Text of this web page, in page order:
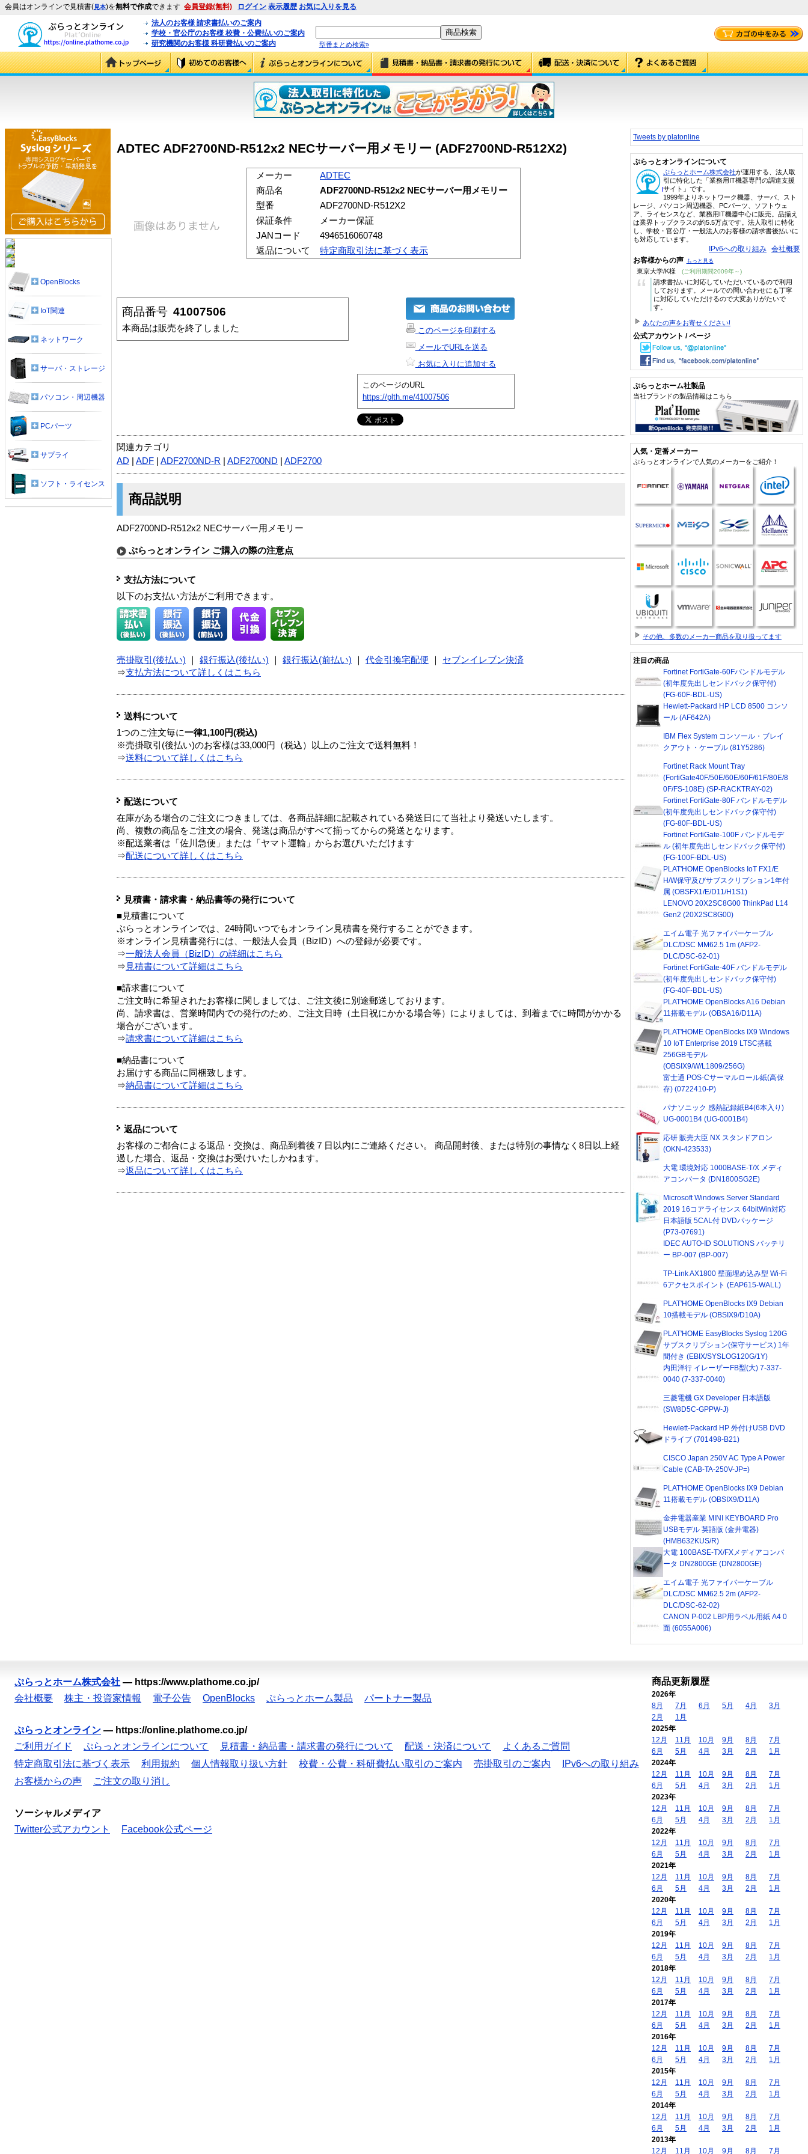
会員はオンラインで見積書(見本)を無料で作成できます 会員登録(無料) ログイン 表示履歴 お気に入りを見る
法人のお客様 請求書払いのご案内
学校・官公庁のお客様 校費・公費払いのご案内
研究機関のお客様 科研費払いのご案内
型番まとめ検索»
ADTEC ADF2700ND-R512x2 NECサーバー用メモリー (ADF2700ND-R512X2)
メーカー
ADTEC
商品名
ADF2700ND-R512x2 NECサーバー用メモリー
型番
ADF2700ND-R512X2
保証条件
メーカー保証
JANコード
4946516060748
返品について
特定商取引法に基づく表示
商品番号 41007506
本商品は販売を終了しました
このページを印刷する
メールでURLを送る
お気に入りに追加する
このページのURL
https://plth.me/41007506
関連カテゴリ
AD
ADF ADF2700ND-R ADF2700ND ADF2700
商品説明
ADF2700ND-R512x2 NECサーバー用メモリー
ぷらっとオンライン ご購入の際の注意点
支払方法について
以下のお支払い方法がご利用できます。
売掛取引(後払い) 銀行振込(後払い) 銀行振込(前払い) 代金引換宅配便
セブンイレブン決済
⇒支払方法について詳しくはこちら
送料について
1つのご注文毎に一律1,100円(税込)
※売掛取引(後払い)のお客様は33,000円（税込）以上のご注文で送料無料！
⇒送料について詳しくはこちら
配送について
在庫がある場合のご注文につきましては、各商品詳細に記載されている発送日にて当社より発送いたします。
尚、複数の商品をご注文の場合、発送は商品がすべて揃ってからの発送となります。
※配送業者は「佐川急便」または「ヤマト運輸」からお選びいただけます
⇒配送について詳しくはこちら
見積書・請求書・納品書等の発行について
■見積書について
ぷらっとオンラインでは、24時間いつでもオンライン見積書を発行することができます。
※オンライン見積書発行には、一般法人会員（BizID）への登録が必要です。
⇒一般法人会員（BizID）の詳細はこちら
⇒ 見積書について詳細はこちら
■請求書について
ご注文時に希望されたお客様に関しましては、ご注文後に別途郵送しております。
尚、請求書は、営業時間内での発行のため、ご注文日時（土日祝にかかる場合等）によりましては、到着までに時間がかかる
場合がございます。
⇒請求書について詳細はこちら
■納品書について
お届けする商品に同梱致します。
⇒納品書について詳細はこちら
返品について
お客様のご都合による返品・交換は、商品到着後７日以内にご連絡ください。 商品開封後、または特別の事情なく8日以上経
過した場合、返品・交換はお受けいたしかねます。
⇒返品について詳しくはこちら
OpenBlocks
IoT関連
ネットワーク
サーバ・ストレージ
パソコン・周辺機器
PCパーツ
サプライ
ソフト・ライセンス
Tweets by platonline
ぷらっとオンラインについて
ぷらっとホーム株式会社が運用する、法人取
引に特化した「業務用IT機器専門の調達支援
サイト」です。
1999年よりネットワーク機器、サーバ、スト
レージ、パソコン周辺機器、PCパーツ、ソフトウェ
ア、ライセンスなど、業務用IT機器中心に販売。品揃え
は業界トップクラスの約5.5万点です。法人取引に特化
し、学校・官公庁・一般法人のお客様の請求書後払いに
も対応しています。
IPv6への取り組み 会社概要
お客様からの声 もっと見る
東京大学/K様 (ご利用期間2009年～)
“
請求書払いに対応していただいているので利用
しております。メールでの問い合わせにも丁寧
に対応していただけるので大変ありがたいで
す。
あなたの声をお寄せください!
公式アカウント / ページ
ぷらっとホーム社製品
当社ブランドの製品情報はこちら
人気・定番メーカー
ぷらっとオンラインで人気のメーカーをご紹介！
その他、多数のメーカー商品を取り扱ってます
注目の商品
Fortinet FortiGate-60Fバンドルモデル
(初年度先出しセンドバック保守付)
(FG-60F-BDL-US)
Hewlett-Packard HP LCD 8500 コンソ
ール (AF642A)
IBM Flex System コンソール・ブレイ
クアウト・ケーブル (81Y5286)
Fortinet Rack Mount Tray
(FortiGate40F/50E/60E/60F/61F/80E/8
0F/FS-108E) (SP-RACKTRAY-02)
Fortinet FortiGate-80F バンドルモデル
(初年度先出しセンドバック保守付)
(FG-80F-BDL-US)
Fortinet FortiGate-100F バンドルモデ
ル (初年度先出しセンドバック保守付)
(FG-100F-BDL-US)
PLAT'HOME OpenBlocks IoT FX1/E
H/W保守及びサブスクリプション1年付
属 (OBSFX1/E/D11/H1S1)
LENOVO 20X2SC8G00 ThinkPad L14
Gen2 (20X2SC8G00)
エイム電子 光ファイバーケーブル
DLC/DSC MM62.5 1m (AFP2-
DLC/DSC-62-01)
Fortinet FortiGate-40F バンドルモデル
(初年度先出しセンドバック保守付)
(FG-40F-BDL-US)
PLAT'HOME OpenBlocks A16 Debian
11搭載モデル (OBSA16/D11A)
PLAT'HOME OpenBlocks IX9 Windows
10 IoT Enterprise 2019 LTSC搭載
256GBモデル
(OBSIX9/W/L1809/256G)
富士通 POS-Cサーマルロール紙(高保
存) (0722410-P)
パナソニック 感熱記録紙B4(6本入り)
UG-0001B4 (UG-0001B4)
応研 販売大臣 NX スタンドアロン
(OKN-423533)
大電 環境対応 1000BASE-T/X メディ
アコンバータ (DN1800SG2E)
Microsoft Windows Server Standard
2019 16コアライセンス 64bitWin対応
日本語版 5CAL付 DVDパッケージ
(P73-07691)
IDEC AUTO-ID SOLUTIONS バッテリ
ー BP-007 (BP-007)
TP-Link AX1800 壁面埋め込み型 Wi-Fi
6アクセスポイント (EAP615-WALL)
PLAT'HOME OpenBlocks IX9 Debian
10搭載モデル (OBSIX9/D10A)
PLAT'HOME EasyBlocks Syslog 120G
サブスクリプション(保守サービス) 1年
間付き (EBIX/SYSLOG120G/1Y)
内田洋行 イレーザーFB型(大) 7-337-
0040 (7-337-0040)
三菱電機 GX Developer 日本語版
(SW8D5C-GPPW-J)
Hewlett-Packard HP 外付けUSB DVD
ドライブ (701498-B21)
CISCO Japan 250V AC Type A Power
Cable (CAB-TA-250V-JP=)
PLAT'HOME OpenBlocks IX9 Debian
11搭載モデル (OBSIX9/D11A)
金井電器産業 MINI KEYBOARD Pro
USBモデル 英語版 (金井電器)
(HMB632KUS/R)
大電 100BASE-TX/FXメディアコンバ
ータ DN2800GE (DN2800GE)
エイム電子 光ファイバーケーブル
DLC/DSC MM62.5 2m (AFP2-
DLC/DSC-62-02)
CANON P-002 LBP用ラベル用紙 A4 0
面 (6055A006)
ぷらっとホーム株式会社 — https://www.plathome.co.jp/
会社概要
株主・投資家情報 電子公告 OpenBlocks ぷらっとホーム製品 パートナー製品
ぷらっとオンライン — https://online.plathome.co.jp/
ご利用ガイド
ぷらっとオンラインについて 見積書・納品書・請求書の発行について 配送・決済について
よくあるご質問
特定商取引法に基づく表示
利用規約 個人情報取り扱い方針 校費・公費・科研費払い取引のご案内 売掛取引のご案内
IPv6への取り組み
お客様からの声
ご注文の取り消し
ソーシャルメディア
Twitter公式アカウント
Facebook公式ページ
商品更新履歴
2026年
8月
7月 6月 5月 4月
3月
2月
1月
2025年
12月
11月 10月 9月 8月
7月
6月
5月 4月 3月 2月
1月
2024年
12月
11月 10月 9月 8月
7月
6月
5月 4月 3月 2月
1月
2023年
12月
11月 10月 9月 8月
7月
6月
5月 4月 3月 2月
1月
2022年
12月
11月 10月 9月 8月
7月
6月
5月 4月 3月 2月
1月
2021年
12月
11月 10月 9月 8月
7月
6月
5月 4月 3月 2月
1月
2020年
12月
11月 10月 9月 8月
7月
6月
5月 4月 3月 2月
1月
2019年
12月
11月 10月 9月 8月
7月
6月
5月 4月 3月 2月
1月
2018年
12月
11月 10月 9月 8月
7月
6月
5月 4月 3月 2月
1月
2017年
12月
11月 10月 9月 8月
7月
6月
5月 4月 3月 2月
1月
2016年
12月
11月 10月 9月 8月
7月
6月
5月 4月 3月 2月
1月
2015年
12月
11月 10月 9月 8月
7月
6月
5月 4月 3月 2月
1月
2014年
12月
11月 10月 9月 8月
7月
6月
5月 4月 3月 2月
1月
2013年
12月
11月 10月 9月 8月 7月